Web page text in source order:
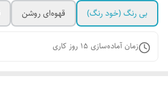
بی رنگ (خود رنگ)
قهوه‌ای روشن
زمان آماده‌سازی 15 روز کاری